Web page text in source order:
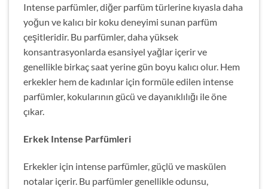
Intense parfümler, diğer parfüm türlerine kıyasla daha
yoğun ve kalıcı bir koku deneyimi sunan parfüm
çeşitleridir. Bu parfümler, daha yüksek
konsantrasyonlarda esansiyel yağlar içerir ve
genellikle birkaç saat yerine gün boyu kalıcı olur. Hem
erkekler hem de kadınlar için formüle edilen intense
parfümler, kokularının gücü ve dayanıklılığı ile öne
çıkar.
Erkek Intense Parfümleri
Erkekler için intense parfümler, güçlü ve maskülen
notalar içerir. Bu parfümler genellikle odunsu,